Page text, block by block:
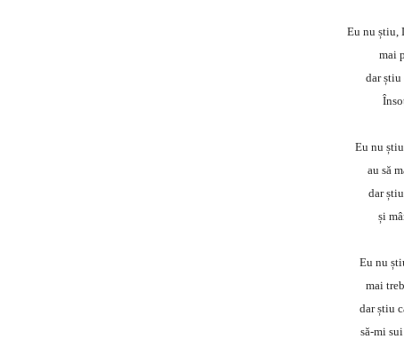
Eu nu știu,
mai
dar
Eu nu
au să
dar
și
Eu nu
mai
dar știu
să-mi